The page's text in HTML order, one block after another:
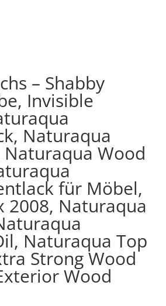
– Shabby
Invisible
Naturaqua
Wood
für Möbel,
2008, Naturaqua
Naturaqua Top
Strong Wood
Wood